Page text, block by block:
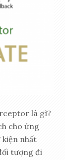
là gì?
cho ứng
kiện nhất
tượng đi